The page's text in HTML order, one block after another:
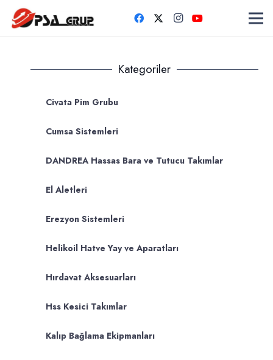
Kategoriler
Civata Pim Grubu
Cumsa Sistemleri
DANDREA Hassas Bara ve Tutucu Takımlar
El Aletleri
Erezyon Sistemleri
Helikoil Hatve Yay ve Aparatları
Hırdavat Aksesuarları
Hss Kesici Takımlar
Kalıp Bağlama Ekipmanları